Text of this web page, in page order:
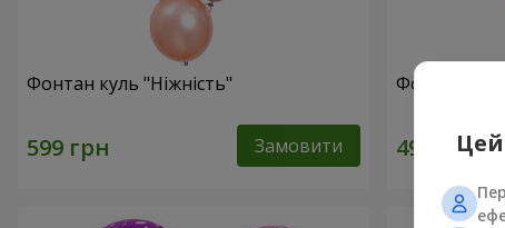
Фонтан куль "Ніжність"
Замовити
Фонтан куль